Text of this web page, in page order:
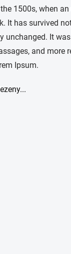
1500s, when
It has survived
unchanged. It
and
Ipsum.